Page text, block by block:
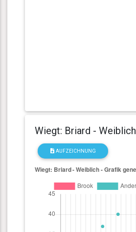
Wiegt: Briard - Weiblich
AUFZEICHNUNG